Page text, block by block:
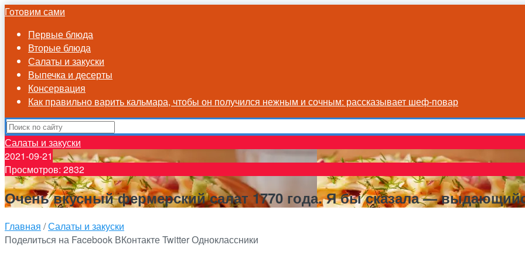
Готовим сами
Первые блюда
Вторые блюда
Салаты и закуски
Выпечка и десерты
Консервация
Как правильно варить кальмара, чтобы он получился нежным и сочным: рассказывает шеф-повар
Салаты и закуски
2021-09-21
Просмотров: 2832
Очень вкусный фермерский салат 1770 года. Я бы сказала —
Главная /Салаты и закуски
Поделиться на Facebook ВКонтактеTwitterОдноклассники